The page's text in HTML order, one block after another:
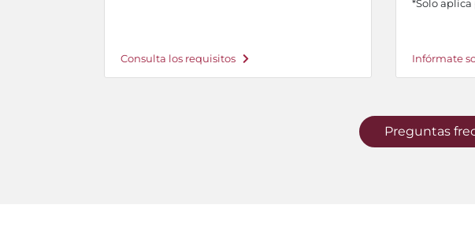
Consulta los requisitos
*Solo
Infórmate
Preguntas